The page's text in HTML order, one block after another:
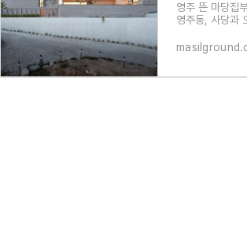
영주 뜬 마당집
영주동, 사당과